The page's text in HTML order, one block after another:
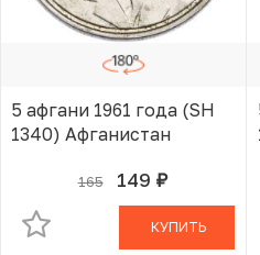
5 афгани 1961 года (SH
1340) Афганистан
165 149 руб.
В КОРЗИНЕ
КУПИТЬ